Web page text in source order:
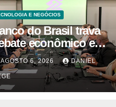
E NEGÓCIOS
do Brasil trava
econômico e
avanços à
da Fenaban |
Brasil
AGOSTO 6, 2026 DANIEL